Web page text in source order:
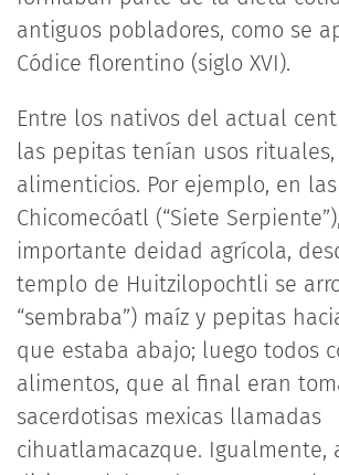
antiguos pobladores, como se
Códice florentino (siglo XVI).
Entre los nativos del actual
las pepitas tenían usos
alimenticios. Por ejemplo, en
Chicomecóatl (“Siete
importante deidad agrícola,
templo de Huitzilopochtli se
“sembraba”) maíz y pepitas
que estaba abajo; luego todos
alimentos, que al final eran
sacerdotisas mexicas llamadas
cihuatlamacazque. Igualmente,